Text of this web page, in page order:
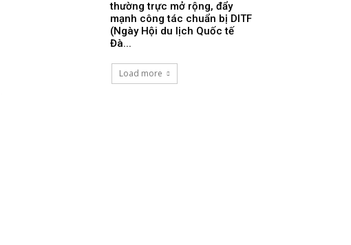
thường trực mở rộng, đẩy
mạnh công tác chuẩn bị DITF
(Ngày Hội du lịch Quốc tế
Đà...
Load more